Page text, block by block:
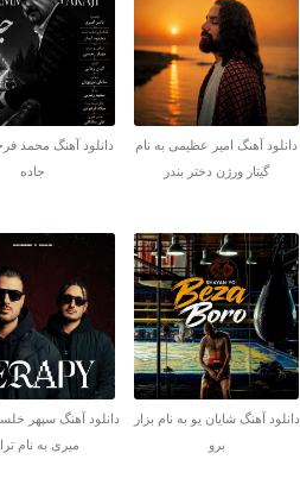
دانلود آهنگ امیر عظیمی به نام
گیتار ورژن دختر بندر
دانلود آهنگ محمد
جاده
دانلود آهنگ شایان یو به نام بزار
برو
دانلود آهنگ سپهر
میری به نام